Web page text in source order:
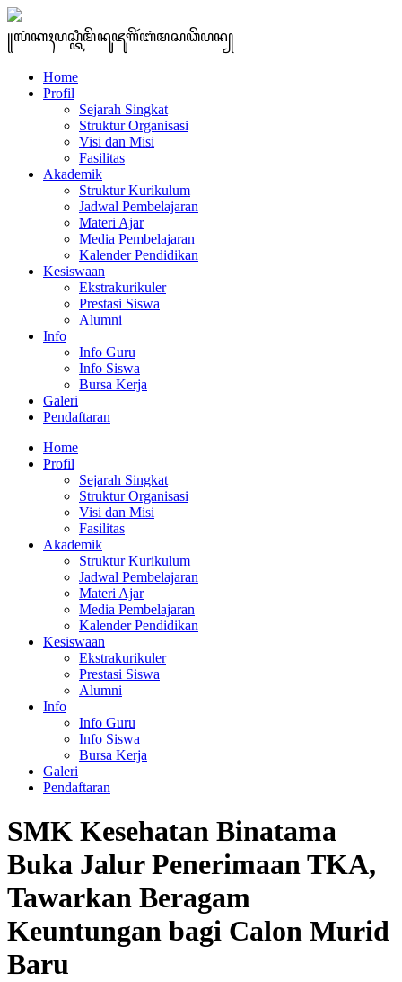
꧋ꦭꦁꦏꦃꦥꦱ꧀ꦠꦶꦩꦼꦤꦸꦗꦸꦒꦼꦂꦧꦁꦩꦱꦣꦼꦥꦤ꧀
Home
Profil
Sejarah Singkat
Struktur Organisasi
Visi dan Misi
Fasilitas
Akademik
Struktur Kurikulum
Jadwal Pembelajaran
Materi Ajar
Media Pembelajaran
Kalender Pendidikan
Kesiswaan
Ekstrakurikuler
Prestasi Siswa
Alumni
Info
Info Guru
Info Siswa
Bursa Kerja
Galeri
Pendaftaran
Home
Profil
Sejarah Singkat
Struktur Organisasi
Visi dan Misi
Fasilitas
Akademik
Struktur Kurikulum
Jadwal Pembelajaran
Materi Ajar
Media Pembelajaran
Kalender Pendidikan
Kesiswaan
Ekstrakurikuler
Prestasi Siswa
Alumni
Info
Info Guru
Info Siswa
Bursa Kerja
Galeri
Pendaftaran
SMK Kesehatan Binatama
Buka Jalur Penerimaan TKA,
Tawarkan Beragam
Keuntungan bagi Calon Murid
Baru